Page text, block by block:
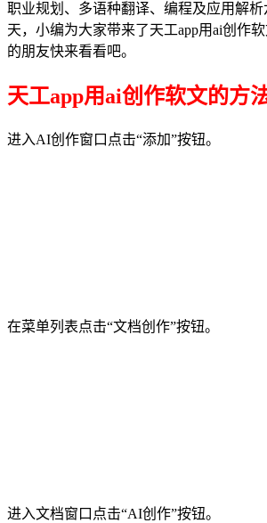
职业规划、多语种翻译、编程及应用解
天，小编为大家带来了天工app用ai创作
的朋友快来看看吧。
天工app用ai创作软文的方
进入AI创作窗口点击“添加”按钮。
在菜单列表点击“文档创作”按钮。
进入文档窗口点击“AI创作”按钮。